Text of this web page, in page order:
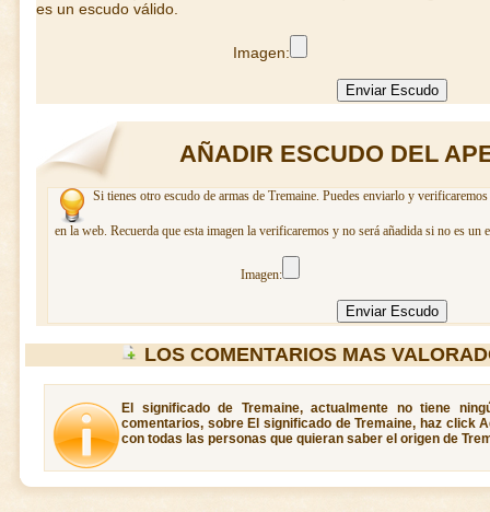
es un escudo válido.
Imagen:
AÑADIR ESCUDO DEL
Si tienes otro escudo de armas de Tremaine. Puedes enviarlo y
en la web. Recuerda que esta imagen la verificaremos y no será añadida si no es un
Imagen:
LOS COMENTARIOS MAS
El significado de Tremaine, actualmente no tiene
comentarios, sobre El significado de Tremaine, haz click
con todas las personas que quieran saber el origen de